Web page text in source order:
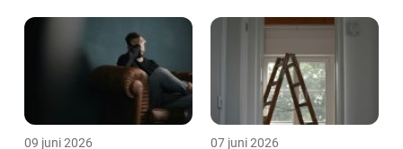
09 juni 2026 07 juni 2026